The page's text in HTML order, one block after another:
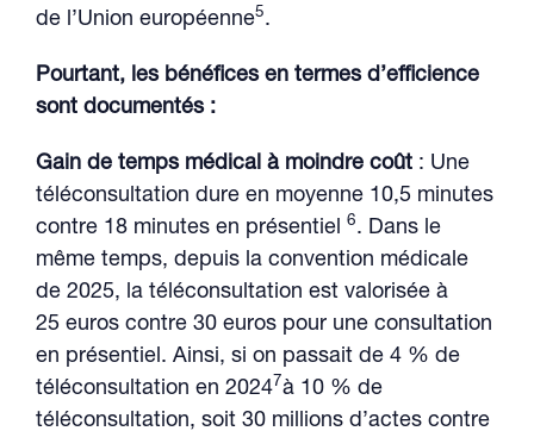
de l’Union européenne5.
Pourtant, les bénéfices en termes d’efficience
sont documentés :
Gain de temps médical à moindre coût : Une
téléconsultation dure en moyenne 10,5 minutes
contre 18 minutes en présentiel 6. Dans le
même temps, depuis la convention médicale
de 2025, la téléconsultation est valorisée à
25 euros contre 30 euros pour une consultation
en présentiel. Ainsi, si on passait de 4 % de
téléconsultation en 20247à 10 % de
téléconsultation, soit 30 millions d’actes contre